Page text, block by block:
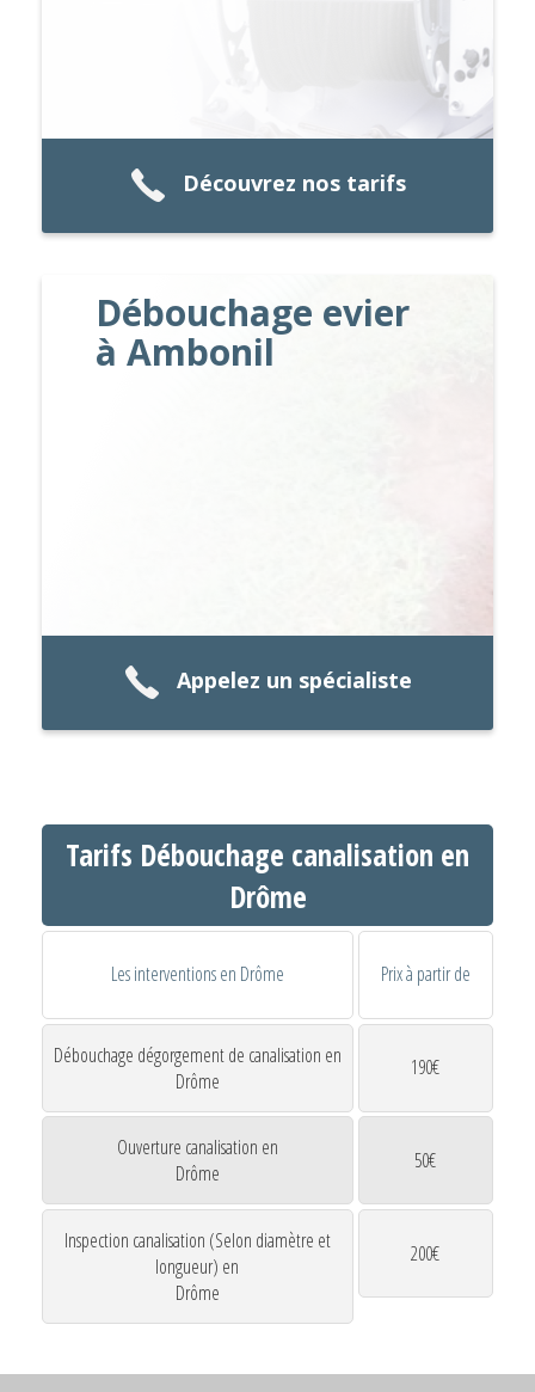
Découvrez nos tarifs
Débouchage evier
à Ambonil
Appelez un spécialiste
Tarifs Débouchage canalisation en
Drôme
Les interventions en Drôme Prix à partir de
Débouchage dégorgement de canalisation en
Drôme
190€
Ouverture canalisation en
Drôme
50€
Inspection canalisation (Selon diamètre et
longueur) en
Drôme
200€